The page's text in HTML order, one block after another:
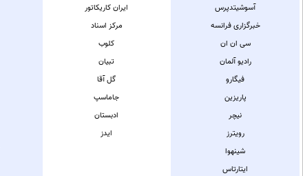
آسوشیتدپرس
خبرگزاری فرانسه
سی ان ان
راديو آلمان
فیگارو
پاریزین
نیچر
رویترز
شینهوا
ایتارتاس
ایران کاریکاتور
مرکز اسناد
کلوب
تبیان
گل آقا
جاماسپ
ادبستان
ایدز